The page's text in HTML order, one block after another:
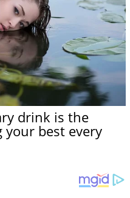
drink is the
your best every